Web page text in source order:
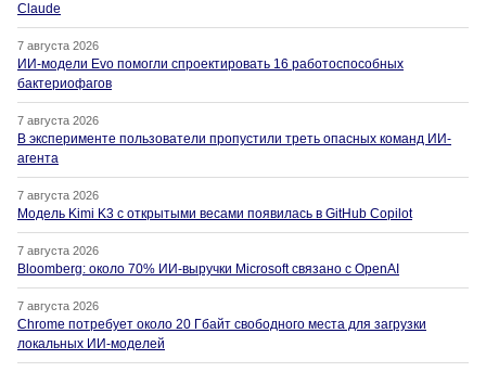
Claude
7 августа 2026
ИИ-модели Evo помогли спроектировать 16 работоспособных
бактериофагов
7 августа 2026
В эксперименте пользователи пропустили треть опасных команд ИИ-
агента
7 августа 2026
Модель Kimi K3 с открытыми весами появилась в GitHub Copilot
7 августа 2026
Bloomberg: около 70% ИИ-выручки Microsoft связано с OpenAI
7 августа 2026
Chrome потребует около 20 Гбайт свободного места для загрузки
локальных ИИ-моделей